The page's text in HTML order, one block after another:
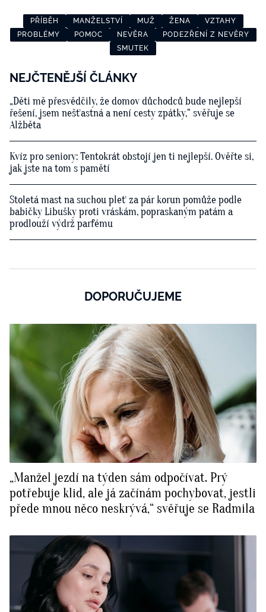
PŘÍBĚH MANŽELSTVÍ MUŽ ŽENA
VZTAHY
PROBLÉMY
POMOC NEVĚRA
PODEZŘENÍ Z NEVĚRY
SMUTEK
NEJČTENĚJŠÍ ČLÁNKY
„Děti mě přesvědčily, že domov důchodců bude nejlepší
řešení, jsem nešťastná a není cesty zpátky,“ svěřuje se
Alžběta
Kvíz pro seniory: Tentokrát obstojí jen ti nejlepší. Ověřte si,
jak jste na tom s pamětí
Stoletá mast na suchou pleť za pár korun pomůže podle
babičky Libušky proti vráskám, popraskaným patám a
prodlouží výdrž parfému
DOPORUČUJEME
„Manžel jezdí na týden sám odpočívat. Prý
potřebuje klid, ale já začínám pochybovat, jestli
přede mnou něco neskrývá,“ svěřuje se Radmila